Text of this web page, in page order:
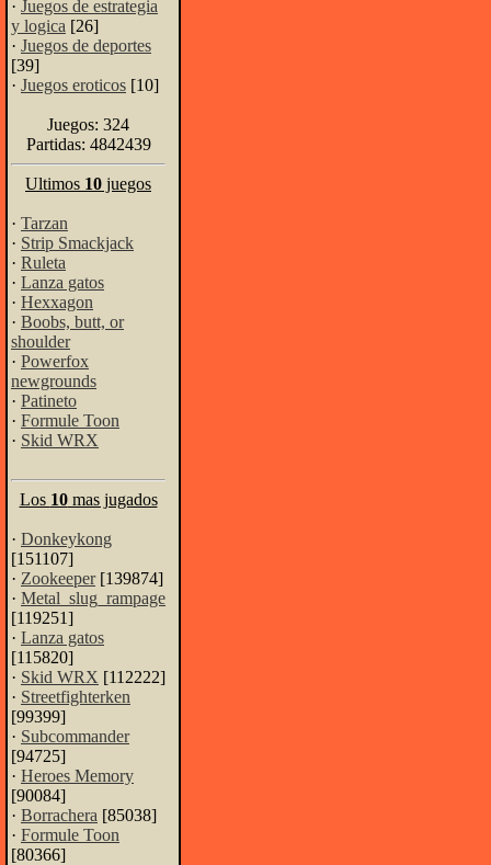
· Juegos de estrategia
y logica [26]
· Juegos de deportes
[39]
· Juegos eroticos [10]
Juegos: 324
Partidas: 4842439
Ultimos 10 juegos
· Tarzan
· Strip Smackjack
· Ruleta
· Lanza gatos
· Hexxagon
· Boobs, butt, or
shoulder
· Powerfox
newgrounds
· Patineto
· Formule Toon
· Skid WRX
Los 10mas jugados
· Donkeykong
[151107]
· Zookeeper[139874]
· Metal_slug_rampage
[119251]
· Lanza gatos
[115820]
· Skid WRX [112222]
· Streetfighterken
[99399]
· Subcommander
[94725]
· Heroes Memory
[90084]
· Borrachera [85038]
· Formule Toon
[80366]